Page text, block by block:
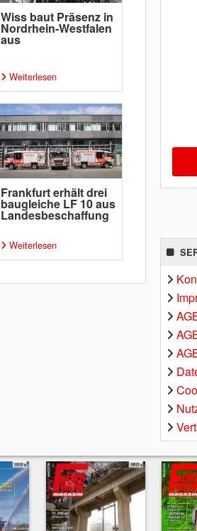
Wiss baut Präsenz in
Nordrhein-Westfalen
aus
Weiterlesen
Frankfurt erhält drei
baugleiche LF 10 aus
Landesbeschaffung
Weiterlesen